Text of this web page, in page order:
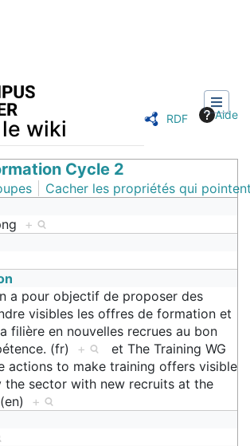
RDF Aide
wiki
,rechercherCycle 2
Cacher les propriétés qui
+
a pour objectif de proposer des
visibles les offres de formation et
filière en nouvelles recrues au bon
(fr) + et The Training WG
actions to make training offers visible
the sector with new recruits at the
+